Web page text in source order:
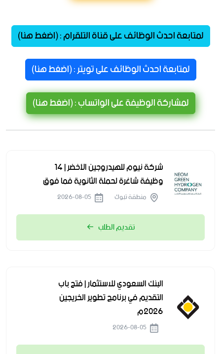
لمتابعة احدث الوظائف على قناة التلقرام : (اضغط هنا)
لمتابعة احدث الوظائف على تويتر : (اضغط هنا)
لمشاركة الوظيفة على الواتساب : (اضغط هنا)
شركة نيوم للهيدروجين الأخضر | 14
وظيفة شاغرة لحملة الثانوية فما فوق
منطقة تبوك
تقديم الطلب
البنك السعودي للاستثمار | فتح باب
التقديم في برنامج تطوير الخريجين
2026م